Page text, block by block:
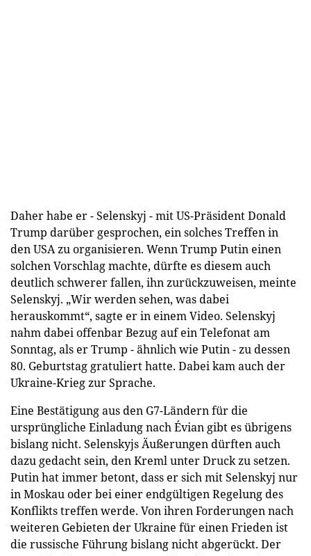
Daher habe er - Selenskyj - mit US-Präsident Donald
Trump darüber gesprochen, ein solches Treffen in
den USA zu organisieren. Wenn Trump Putin einen
solchen Vorschlag machte, dürfte es diesem auch
deutlich schwerer fallen, ihn zurückzuweisen, meinte
Selenskyj. „Wir werden sehen, was dabei
herauskommt“, sagte er in einem Video. Selenskyj
nahm dabei offenbar Bezug auf ein Telefonat am
Sonntag, als er Trump - ähnlich wie Putin - zu dessen
80. Geburtstag gratuliert hatte. Dabei kam auch der
Ukraine-Krieg zur Sprache.
Eine Bestätigung aus den G7-Ländern für die
ursprüngliche Einladung nach Évian gibt es übrigens
bislang nicht. Selenskyjs Äußerungen dürften auch
dazu gedacht sein, den Kreml unter Druck zu setzen.
Putin hat immer betont, dass er sich mit Selenskyj nur
in Moskau oder bei einer endgültigen Regelung des
Konflikts treffen werde. Von ihren Forderungen nach
weiteren Gebieten der Ukraine für einen Frieden ist
die russische Führung bislang nicht abgerückt. Der